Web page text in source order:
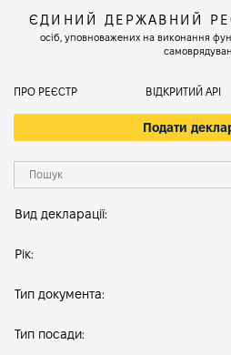
ЄДИНИЙ ДЕРЖАВНИЙ
осіб, уповноважених на виконання
ПРО РЕЄСТР ВІДКРИТИЙ АРІ
Подати
Вид декларації:
Рік:
Тип документа:
Тип посади: